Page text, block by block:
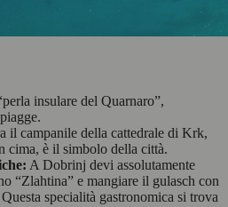
insulare del Quarnaro”,
il campanile della cattedrale di Krk,
cima, è il simbolo della città.
A Dobrinj devi assolutamente
“Zlahtina” e mangiare il gulasch con
specialità gastronomica si trova